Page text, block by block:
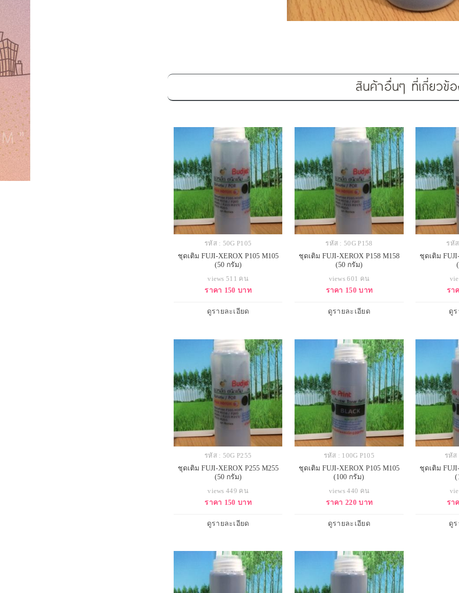
สินค้าอื่นๆ ที่เกี่ยวข้
รหัส : 50G P105
ชุดเติม FUJI-XEROX P105 M105
(50 กรัม)
views 511 คน
ราคา 150 บาท
ดูรายละเอียด
รหัส : 50G P158
ชุดเติม FUJI-XEROX P158 M158
(50 กรัม)
views 601 คน
ราคา 150 บาท
ดูรายละเอียด
รหั
ชุดเติม
รา
ดูร
รหัส : 50G P255
ชุดเติม FUJI-XEROX P255 M255
(50 กรัม)
views 449 คน
ราคา 150 บาท
ดูรายละเอียด
รหัส : 100G P105
ชุดเติม FUJI-XEROX P105 M105
(100 กรัม)
views 440 คน
ราคา 220 บาท
ดูรายละเอียด
รหัส
ชุดเติม
รา
ดูร